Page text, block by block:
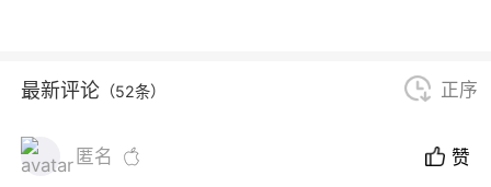
最新评论 （52条） 正序
匿名 赞